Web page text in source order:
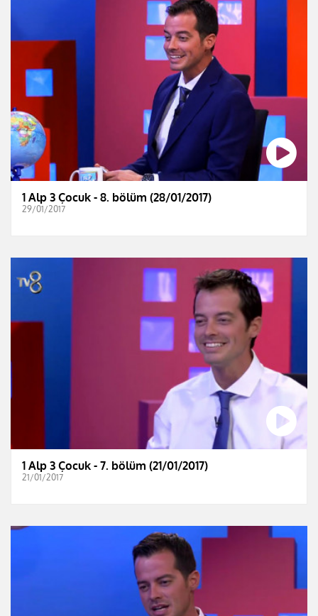
1 Alp 3 Çocuk - 8. bölüm (28/01/2017)
29/01/2017
1 Alp 3 Çocuk - 7. bölüm (21/01/2017)
21/01/2017